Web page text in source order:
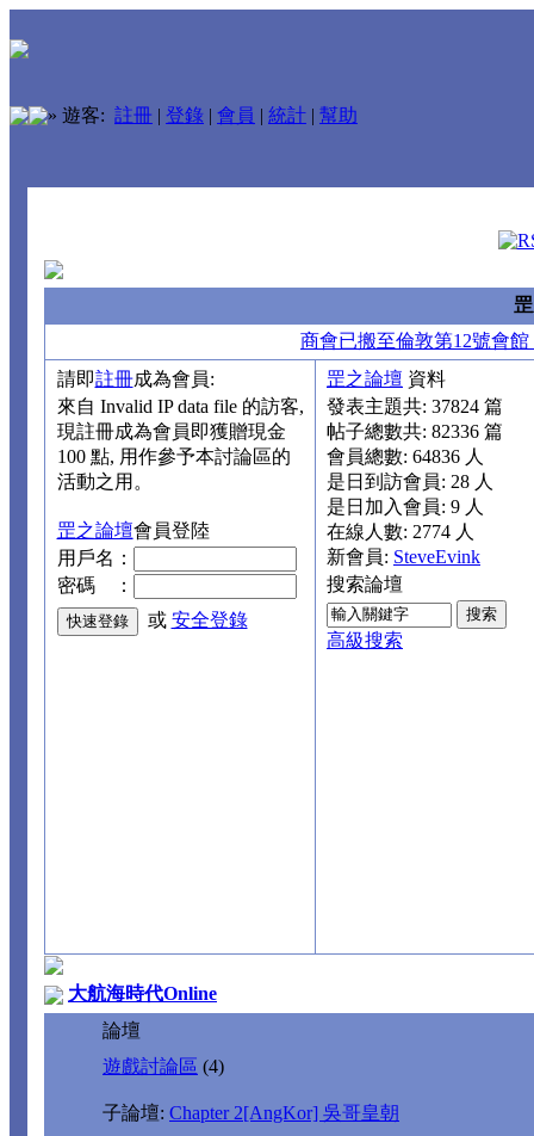
» 遊客: 註冊 | 登錄 | 會員 | 統計 | 幫助
商會已搬至倫敦第12號會館
請即註冊成為會員:
來自 Invalid IP data file 的訪客,
現註冊成為會員即獲贈現金
100 點, 用作參予本討論區的
活動之用。
罡之論壇會員登陸
用戶名：
密碼 ：
或 安全登錄
罡之論壇 資料
發表主題共: 37824 篇
帖子總數共: 82336 篇
會員總數: 64836 人
是日到訪會員: 28 人
是日加入會員: 9 人
在線人數: 2774 人
新會員: SteveEvink
搜索論壇
高級搜索
大航海時代Online
論壇
遊戲討論區 (4)
子論壇: Chapter 2[AngKor] 吳哥皇朝